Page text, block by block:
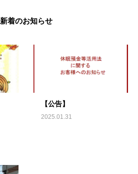
新着のお知らせ
【公告】
2025.01.31